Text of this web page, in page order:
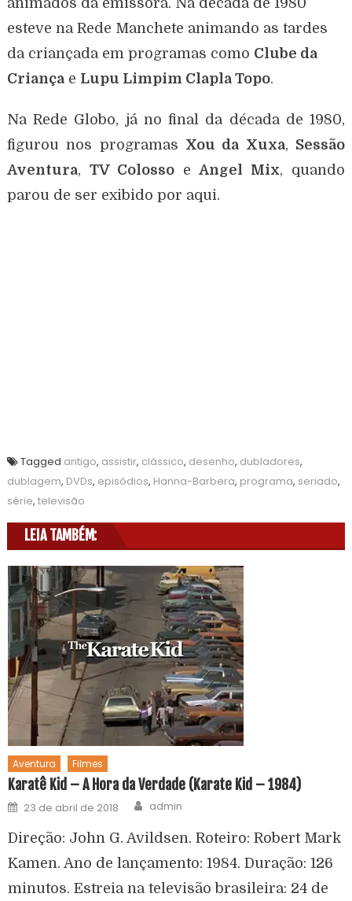
esteve na Rede Manchete animando as tardes
da criançada em programas como Clube da
Criançae Lupu Limpim Clapla Topo.
Na Rede Globo, já no final da década de 1980,
figurou nos programas Xou da Xuxa, Sessão
Aventura, TV ColossoeAngel Mix, quando
parou de ser exibido por aqui.
Tagged antigo, assistir, clássico, desenho, dubladores,
dublagem, DVDs, episódios, Hanna-Barbera, programa, seriado,
série, televisão
LEIA TAMBÉM:
Aventura Filmes
Karatê Kid – A Hora da Verdade (Karate Kid – 1984)
23 de abril de 2018 admin
Direção: John G. Avildsen. Roteiro: Robert Mark
Kamen. Ano de lançamento: 1984. Duração: 126
minutos. Estreia na televisão brasileira: 24 de